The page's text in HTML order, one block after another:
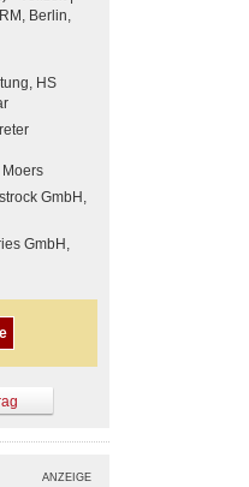
Berlin,
HS
GmbH,
GmbH,
ANZEIGE